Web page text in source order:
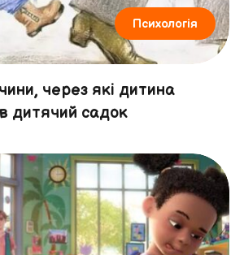
Психологія
через які дитина
дитячий садок